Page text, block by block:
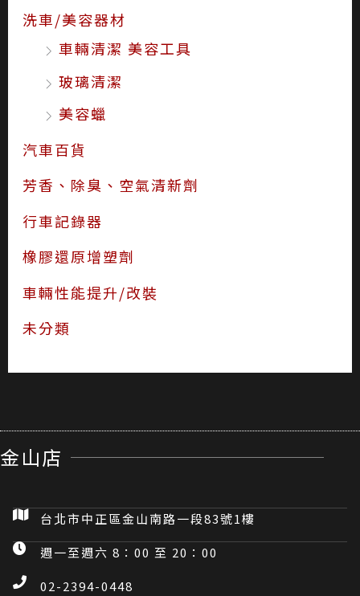
洗車/美容器材
車輛清潔 美容工具
玻璃清潔
美容蠟
汽車百貨
芳香、除臭、空氣清新劑
行車記錄器
橡膠還原增塑劑
車輛性能提升/改裝
未分類
金山店
台北市中正區金山南路一段83號1樓
週一至週六 8：00 至 20：00
02-2394-0448